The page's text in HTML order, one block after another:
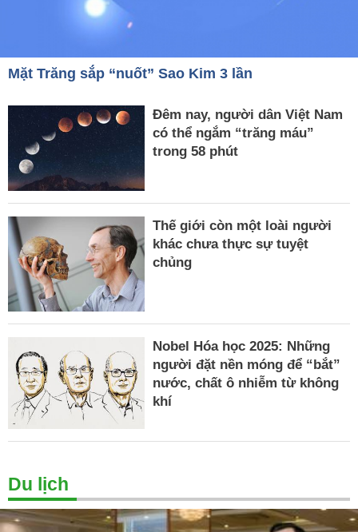
Mặt Trăng sắp “nuốt” Sao Kim 3 lần
Đêm nay, người dân Việt Nam
có thể ngắm “trăng máu”
trong 58 phút
Thế giới còn một loài người
khác chưa thực sự tuyệt
chủng
Nobel Hóa học 2025: Những
người đặt nền móng để “bắt”
nước, chất ô nhiễm từ không
khí
Du lịch